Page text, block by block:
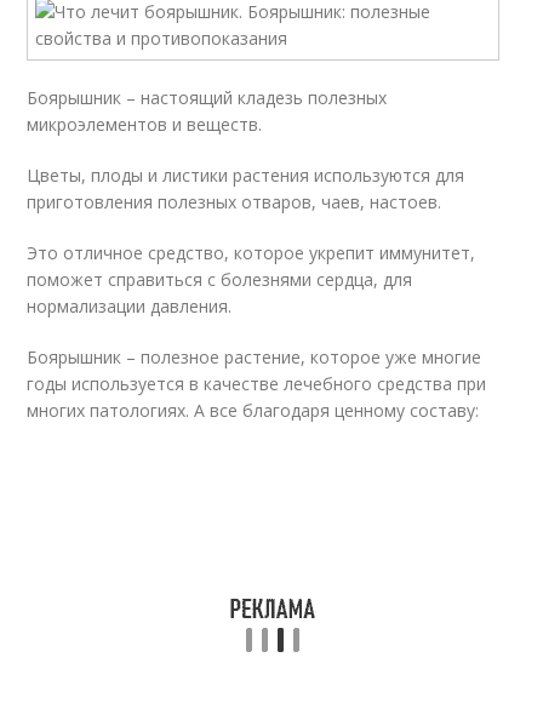
Боярышник – настоящий кладезь полезных
микроэлементов и веществ.
Цветы, плоды и листики растения используются для
приготовления полезных отваров, чаев, настоев.
Это отличное средство, которое укрепит иммунитет,
поможет справиться с болезнями сердца, для
нормализации давления.
Боярышник – полезное растение, которое уже многие
годы используется в качестве лечебного средства при
многих патологиях. А все благодаря ценному составу: